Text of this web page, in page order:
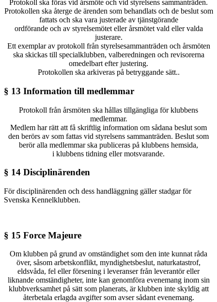
Protokoll ska föras vid årsmöte och vid styrelsens sammanträden.
Protokollen ska återge de ärenden som behandlats och de beslut som
fattats och ska vara justerade av tjänstgörande
ordförande och av styrelsemötet eller årsmötet vald eller valda
justerare.
Ett exemplar av protokoll från styrelsesammanträden och årsmöten
ska skickas till specialklubben, valberedningen och revisorerna
omedelbart efter justering.
Protokollen ska arkiveras på betryggande sätt..
§ 13 Information till medlemmar
Protokoll från årsmöten ska hållas tillgängliga för klubbens
medlemmar.
Medlem har rätt att få skriftlig information om sådana beslut som
den berörs av som fattas vid styrelsens sammanträden. Beslut som
berör alla medlemmar ska publiceras på klubbens hemsida,
i klubbens tidning eller motsvarande.
§ 14 Disciplinärenden
För disciplinärenden och dess handläggning gäller stadgar för
Svenska Kennelklubben.
§ 15 Force Majeure
Om klubben på grund av omständighet som den inte kunnat råda
över, såsom arbetskonflikt, myndighetsbeslut, naturkatastrof,
eldsvåda, fel eller försening i leveranser från leverantör eller
liknande omständigheter, inte kan genomföra evenemang inom sin
klubbverksamhet på sätt som planerats, är klubben inte skyldig att
återbetala erlagda avgifter som avser sådant evenemang.